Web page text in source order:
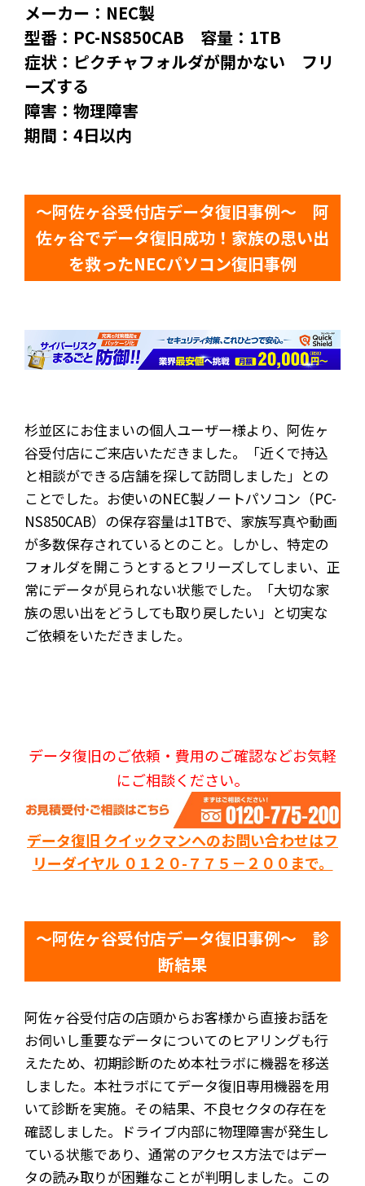
メーカー：NEC製
型番：PC-NS850CAB 容量：1TB
症状：ピクチャフォルダが開かない フリ
ーズする
障害：物理障害
期間：4日以内
～阿佐ヶ谷受付店データ復旧事例～ 阿
佐ヶ谷でデータ復旧成功！家族の思い出
を救ったNECパソコン復旧事例
杉並区にお住まいの個人ユーザー様より、阿佐ヶ
谷受付店にご来店いただきました。「近くで持込
と相談ができる店舗を探して訪問しました」との
ことでした。お使いのNEC製ノートパソコン（PC-
NS850CAB）の保存容量は1TBで、家族写真や動画
が多数保存されているとのこと。しかし、特定の
フォルダを開こうとするとフリーズしてしまい、正
常にデータが見られない状態でした。「大切な家
族の思い出をどうしても取り戻したい」と切実な
ご依頼をいただきました。
データ復旧のご依頼・費用のご確認などお気軽
にご相談ください。
データ復旧 クイックマンへのお問い合わせはフ
リーダイヤル ０１２０-７７５－２００まで。
～阿佐ヶ谷受付店データ復旧事例～ 診
断結果
阿佐ヶ谷受付店の店頭からお客様から直接お話を
お伺いし重要なデータについてのヒアリングも行
えたため、初期診断のため本社ラボに機器を移送
しました。本社ラボにてデータ復旧専用機器を用
いて診断を実施。その結果、不良セクタの存在を
確認しました。ドライブ内部に物理障害が発生し
ている状態であり、通常のアクセス方法ではデー
タの読み取りが困難なことが判明しました。この